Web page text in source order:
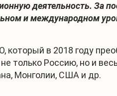
деятельность. За
и международном
который в 2018 году
только Россию, но и
Монголии, США и др.